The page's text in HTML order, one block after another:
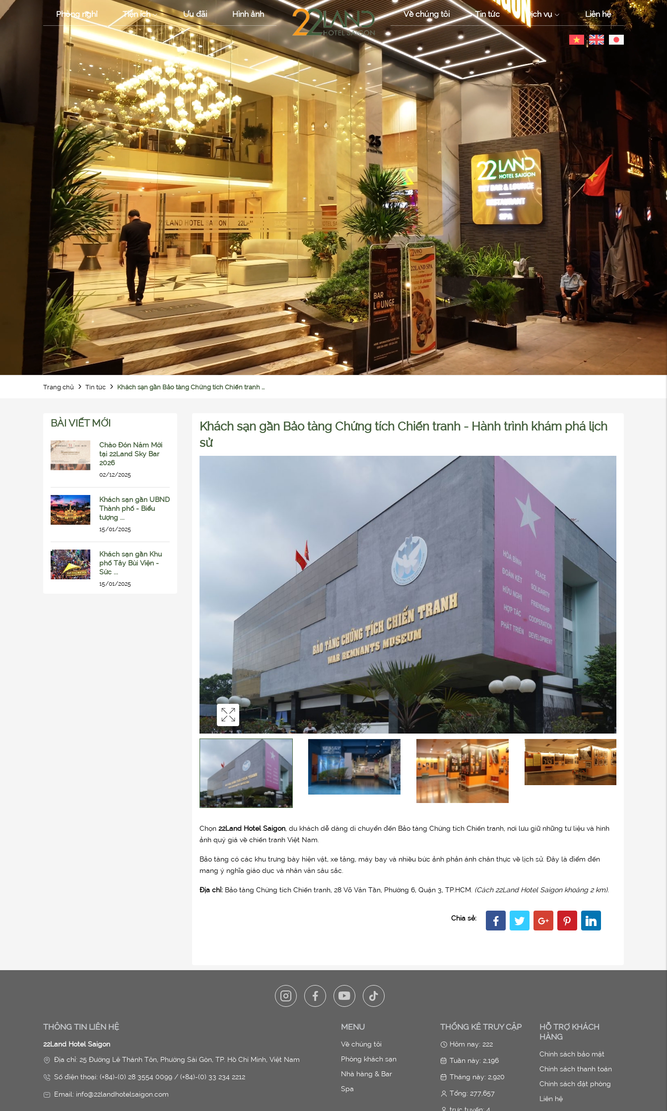
Phòng nghỉ Tiện ích Ưu đãi Hình ảnh Về chúng tôi Tin tức Dịch vụ Liên hệ
Trang chủ Tin tức Khách sạn gần Bảo tàng Chứng tích Chiến tranh ...
BÀI VIẾT MỚI
Chào Đón Năm Mới
tại 22Land Sky Bar
2026
02/12/2025
Khách sạn gần UBND
Thành phố - Biểu
tượng ...
15/01/2025
Khách sạn gần Khu
phố Tây Bùi Viện -
Sức ...
15/01/2025
Khách sạn gần Bảo tàng Chứng tích Chiến tranh - Hành trình khám phá lịch
sử
Chọn 22Land Hotel Saigon, du khách dễ dàng di chuyển đến Bảo tàng Chứng tích Chiến tranh, nơi lưu giữ những tư liệu và hình
ảnh quý giá về chiến tranh Việt Nam.
Bảo tàng có các khu trưng bày hiện vật, xe tăng, máy bay và nhiều bức ảnh phản ánh chân thực về lịch sử. Đây là điểm đến
mang ý nghĩa giáo dục và nhân văn sâu sắc.
Địa chỉ: Bảo tàng Chứng tích Chiến tranh, 28 Võ Văn Tần, Phường 6, Quận 3, TP.HCM. (Cách 22Land Hotel Saigon khoảng 2 km).
Chia sẻ:
THÔNG TIN LIÊN HỆ
22Land Hotel Saigon
Địa chỉ: 25 Đường Lê Thánh Tôn, Phường Sài Gòn, TP. Hồ Chí Minh, Việt Nam
Số điện thoại: (+84)-(0) 28 3554 0099 / (+84)-(0) 33 234 2212
Email: info@22landhotelsaigon.com
MENU
Về chúng tôi
Phòng khách sạn
Nhà hàng & Bar
Spa
THỐNG KÊ TRUY CẬP
Hôm nay: 222
Tuần này: 2,196
Tháng này: 2,920
Tổng: 277,657
HỖ TRỢ KHÁCH
HÀNG
Chính sách bảo mật
Chính sách thanh toán
Chính sách đặt phòng
Liên hệ